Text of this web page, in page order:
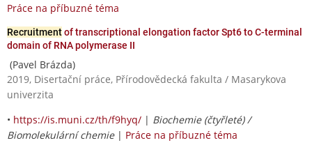
Práce na příbuzné téma
Recruitmentof transcriptional elongation factor Spt6 to C-terminal
domain of RNA polymerase II
(Pavel Brázda)
2019, Disertační práce, Přírodovědecká fakulta / Masarykova
univerzita
• https://is.muni.cz/th/f9hyq/ | Biochemie (čtyřleté) /
Biomolekulární chemie| Práce na příbuzné téma